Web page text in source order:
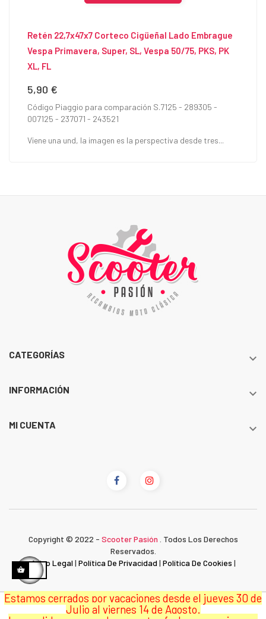
Estamos cerrados por vacaciones desde el jueves 30 de
Julio al viernes 14 de Agosto.
Retén 22,7x47x7 Corteco Cigüeñal Lado Embrague
Vespa Primavera, Super, SL, Vespa 50/75, PKS, PK
XL, FL
Precio
5,90 €
Código Piaggio para comparación S.7125 - 289305 -
007125 - 237071 - 243521
Viene una und, la imagen es la perspectiva desde tres...
CATEGORÍAS 
INFORMACIÓN 
MI CUENTA 
Copyright © 2022 - Scooter Pasión
. Todos Los Derechos
Reservados.
Aviso Legal| Política De Privacidad | Política De Cookies |